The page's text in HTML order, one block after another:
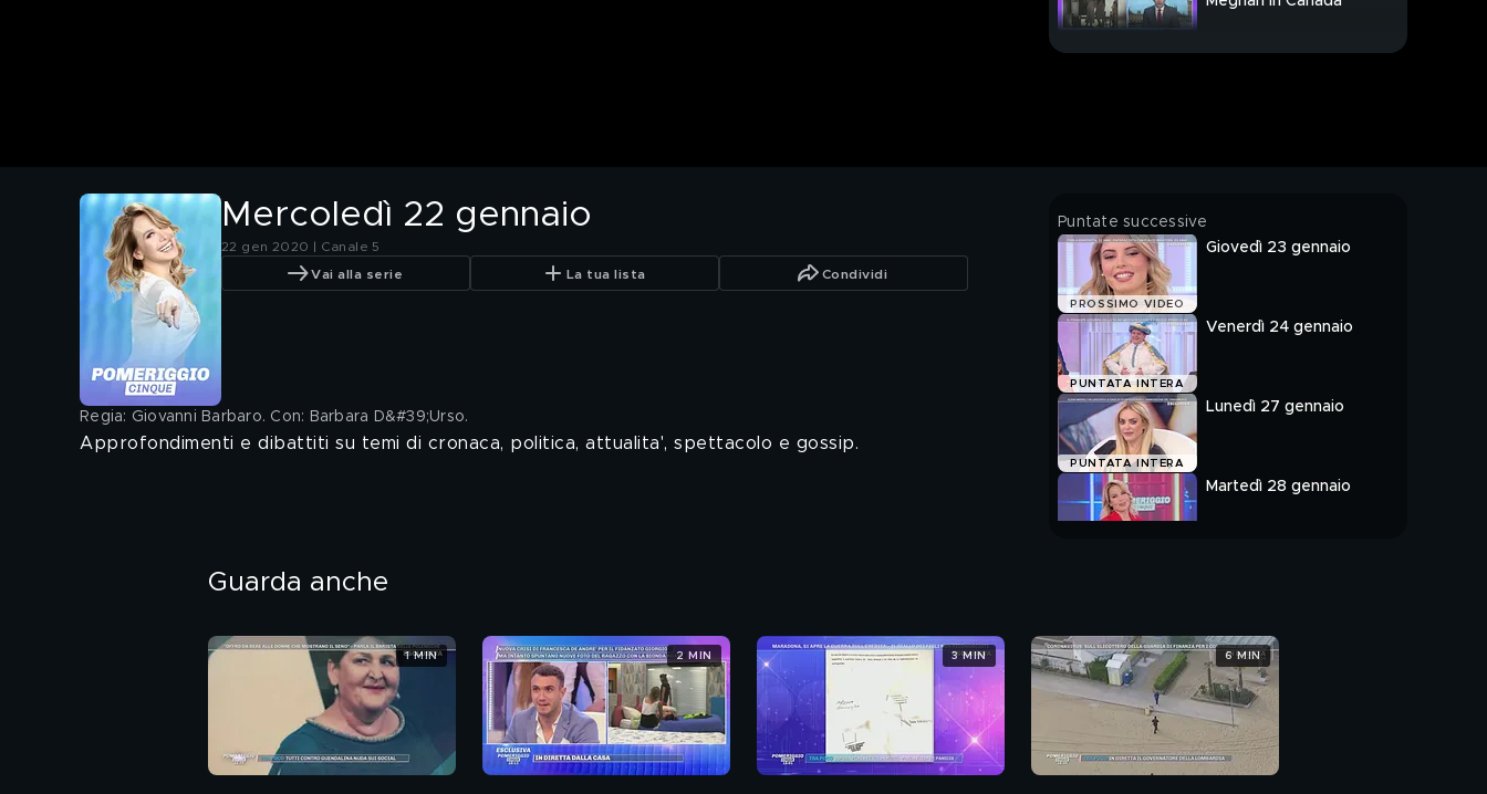
Cipriani contro Barbara
innamorata di Daniele
"Patrick al GFVIP..."
spritz e sono pronta"
Mercoledì 22 gennaio
22 gen 2020 | Canale 5
Vai alla serie La tua lista Condividi
Regia: Giovanni Barbaro. Con: Barbara D&#39;Urso.
Approfondimenti e dibattiti su temi di cronaca, politica, attualita', spettacolo e gossip.
Puntate successive
PROSSIMO VIDEO
Giovedì 23 gennaio
PUNTATA INTERA
Venerdì 24 gennaio
PUNTATA INTERA
Lunedì 27 gennaio
Martedì 28 gennaio
Guarda anche
1 MIN 2 MIN 3 MIN 6 MIN